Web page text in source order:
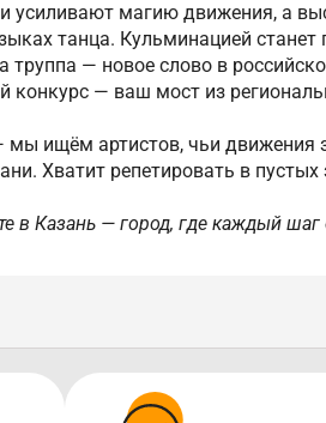
усиливают магию движения, а
танца. Кульминацией станет
труппа — новое слово в
конкурс — ваш мост из
ищём артистов, чьи движения
Хватит репетировать в
в Казань — город, где каждый шаг